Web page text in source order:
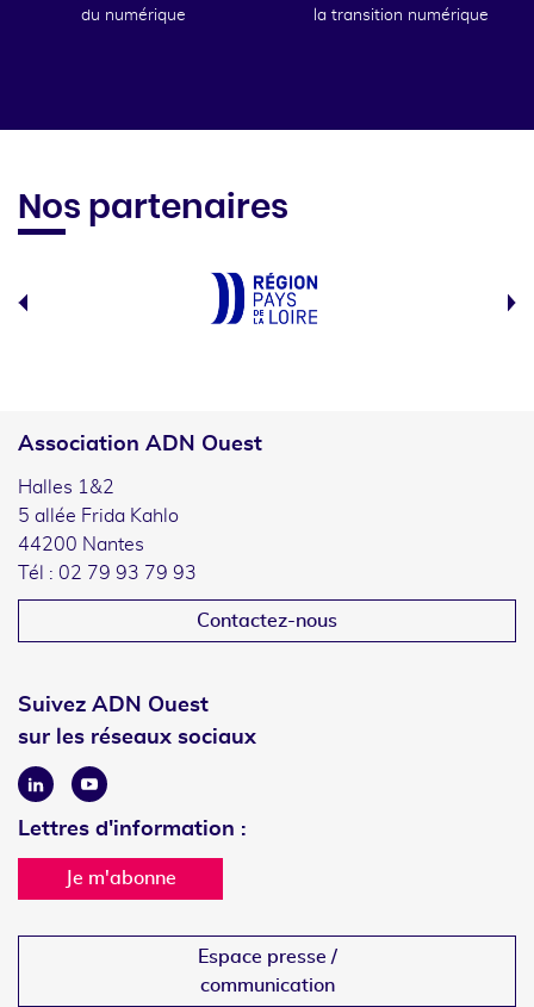
du numérique
la transition numérique
Nos partenaires
Association ADN Ouest
Halles 1&2
5 allée Frida Kahlo
44200 Nantes
Tél : 02 79 93 79 93
Contactez-nous
Suivez ADN Ouest
sur les réseaux sociaux
LinkedinYoutube
Lettres d'information :
Je m'abonne
Espace presse /
communication